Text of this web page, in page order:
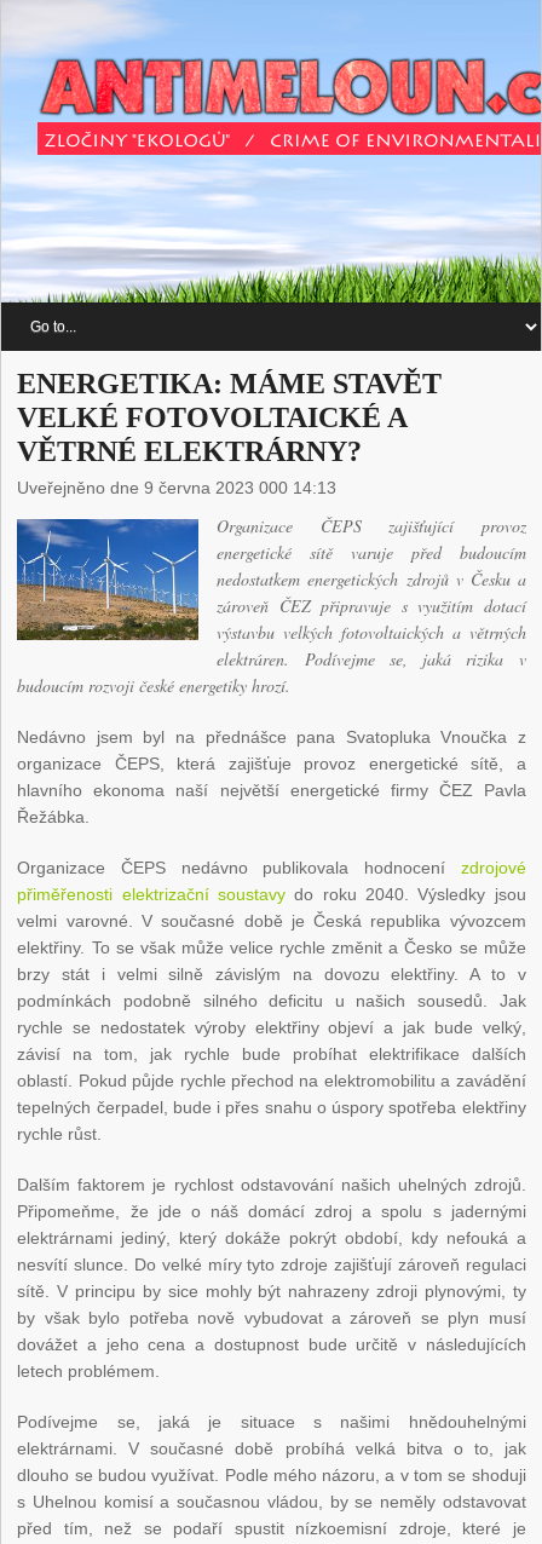
ENERGETIKA: MÁME STAVĚT
VELKÉ FOTOVOLTAICKÉ A
VĚTRNÉ ELEKTRÁRNY?
Uveřejněno dne 9 června 2023 000 14:13
Organizace ČEPS zajišťující provoz
energetické sítě varuje před budoucím
nedostatkem energetických zdrojů v Česku a
zároveň ČEZ připravuje s využitím dotací
výstavbu velkých fotovoltaických a větrných
elektráren. Podívejme se, jaká rizika v
budoucím rozvoji české energetiky hrozí.
Nedávno jsem byl na přednášce pana Svatopluka Vnoučka z
organizace ČEPS, která zajišťuje provoz energetické sítě, a
hlavního ekonoma naší největší energetické firmy ČEZ Pavla
Řežábka.
Organizace ČEPS nedávno publikovala hodnocení zdrojové
přiměřenosti elektrizační soustavy do roku 2040. Výsledky jsou
velmi varovné. V současné době je Česká republika vývozcem
elektřiny. To se však může velice rychle změnit a Česko se může
brzy stát i velmi silně závislým na dovozu elektřiny. A to v
podmínkách podobně silného deficitu u našich sousedů. Jak
rychle se nedostatek výroby elektřiny objeví a jak bude velký,
závisí na tom, jak rychle bude probíhat elektrifikace dalších
oblastí. Pokud půjde rychle přechod na elektromobilitu a zavádění
tepelných čerpadel, bude i přes snahu o úspory spotřeba elektřiny
rychle růst.
Dalším faktorem je rychlost odstavování našich uhelných zdrojů.
Připomeňme, že jde o náš domácí zdroj a spolu s jadernými
elektrárnami jediný, který dokáže pokrýt období, kdy nefouká a
nesvítí slunce. Do velké míry tyto zdroje zajišťují zároveň regulaci
sítě. V principu by sice mohly být nahrazeny zdroji plynovými, ty
by však bylo potřeba nově vybudovat a zároveň se plyn musí
dovážet a jeho cena a dostupnost bude určitě v následujících
letech problémem.
Podívejme se, jaká je situace s našimi hnědouhelnými
elektrárnami. V současné době probíhá velká bitva o to, jak
dlouho se budou využívat. Podle mého názoru, a v tom se shoduji
s Uhelnou komisí a současnou vládou, by se neměly odstavovat
před tím, než se podaří spustit nízkoemisní zdroje, které je